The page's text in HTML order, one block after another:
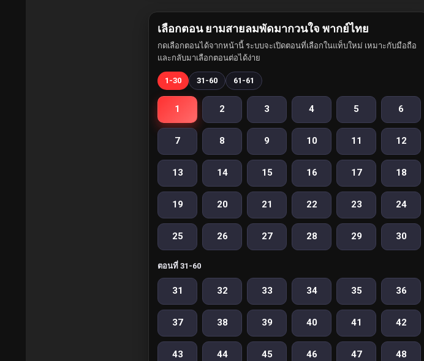
เลือกตอน ยามสายลมพัดมากวนใจ พากย์ไทย
กดเลือกตอนได้จากหน้านี้ ระบบจะเปิดตอนที่เลือกในแท็บใหม่ เหมาะกับมือถือ
และกลับมาเลือกตอนต่อได้ง่าย
1-30 31-60 61-61
1 2 3 4 5 6
7 8 9 10 11 12
13 14 15 16 17 18
19 20 21 22 23 24
25 26 27 28 29 30
ตอนที่ 31-60
31 32 33 34 35 36
37 38 39 40 41 42
43 44 45 46 47 48